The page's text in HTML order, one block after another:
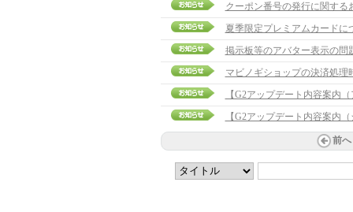
クーポン番号の発行に関する
夏季限定プレミアムカードに
掲示板等のアバター表示の問
マビノギショップの決済処理
【G2アップデート内容案内
【G2アップデート内容案内
前へ